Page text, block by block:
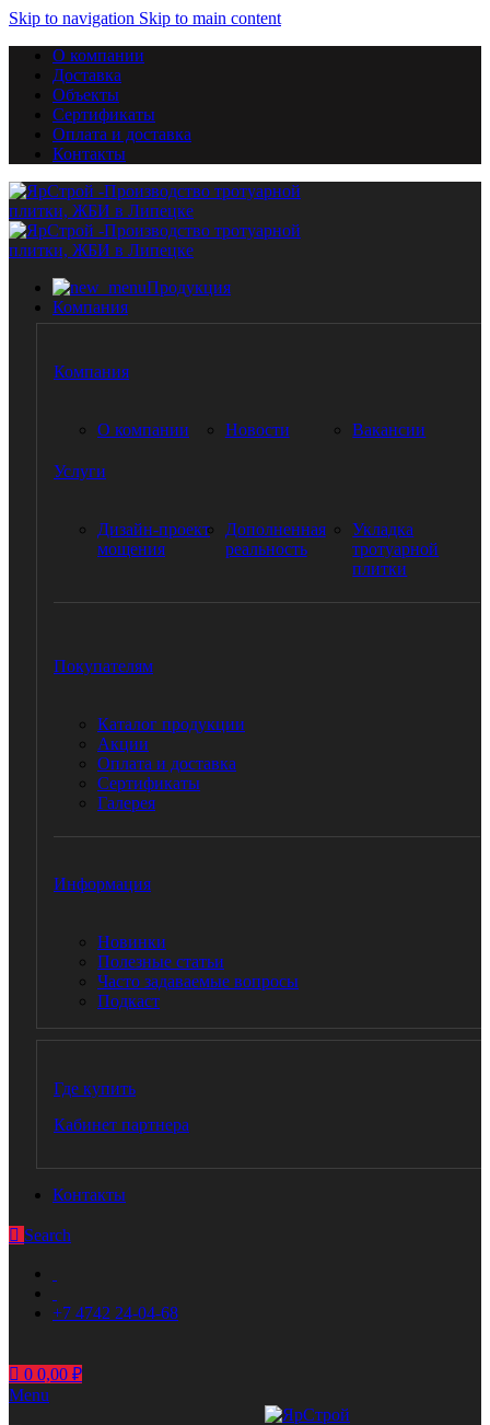
Skip to navigation Skip to main content
О компании
Доставка
Объекты
Сертификаты
Оплата и доставка
Контакты
Продукция
Компания
Компания
О компании Новости Вакансии
Услуги
Дизайн-проект
мощения
Дополненная
реальность
Укладка
тротуарной
плитки
Покупателям
Каталог продукции
Акции
Оплата и доставка
Сертификаты
Галерея
Информация
Новинки
Полезные статьи
Часто задаваемые вопросы
Подкаст
Где купить
Кабинет партнера
Контакты
Search
+7 4742 24-04-68
0 0,00 ₽
Menu